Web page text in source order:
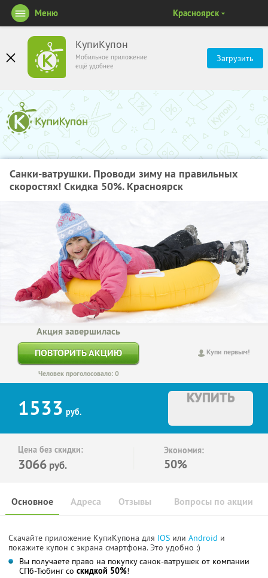
КупиКупон
Мобильное приложение
ещё удобнее
Загрузить
Меню Красноярск
Санки-ватрушки. Проводи зиму на правильных
скоростях! Скидка 50%. Красноярск
Купи первым!
Акция завершилась
ПОВТОРИТЬ АКЦИЮ
Человек проголосовало: 0
1533 руб.
КУПИТЬ
Цена без скидки:
3066 руб.
Экономия:
50%
Основное Отзывы Вопросы по акции
Адреса
Скачайте приложение КупиКупона для IOS или Android и
покажите купон с экрана смартфона. Это удобно :)
Вы получаете право на покупку санок-ватрушек от компании
СПб-Тюбинг со скидкой 50%!